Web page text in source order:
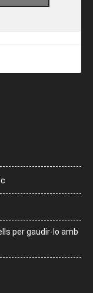
per gaudir-lo amb